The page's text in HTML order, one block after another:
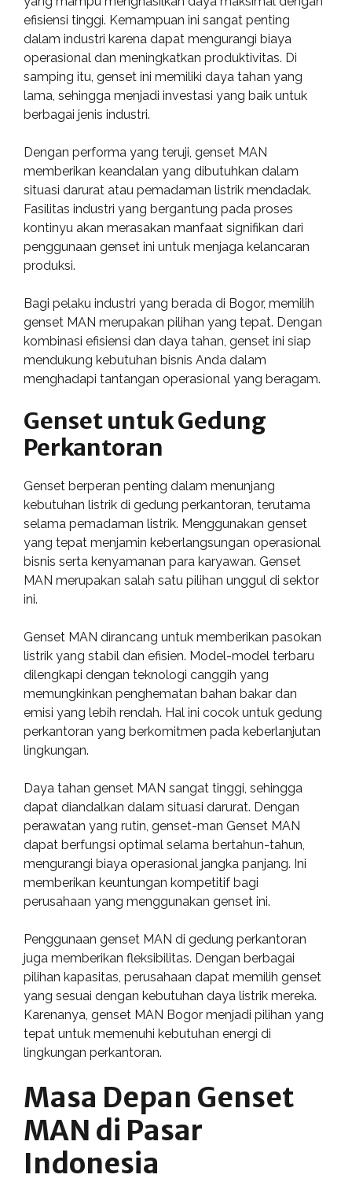
efisiensi tinggi. Kemampuan ini sangat penting
dalam industri karena dapat mengurangi biaya
operasional dan meningkatkan produktivitas. Di
samping itu, genset ini memiliki daya tahan yang
lama, sehingga menjadi investasi yang baik untuk
berbagai jenis industri.
Dengan performa yang teruji, genset MAN
memberikan keandalan yang dibutuhkan dalam
situasi darurat atau pemadaman listrik mendadak.
Fasilitas industri yang bergantung pada proses
kontinyu akan merasakan manfaat signifikan dari
penggunaan genset ini untuk menjaga kelancaran
produksi.
Bagi pelaku industri yang berada di Bogor, memilih
genset MAN merupakan pilihan yang tepat. Dengan
kombinasi efisiensi dan daya tahan, genset ini siap
mendukung kebutuhan bisnis Anda dalam
menghadapi tantangan operasional yang beragam.
Genset untuk Gedung
Perkantoran
Genset berperan penting dalam menunjang
kebutuhan listrik di gedung perkantoran, terutama
selama pemadaman listrik. Menggunakan genset
yang tepat menjamin keberlangsungan operasional
bisnis serta kenyamanan para karyawan. Genset
MAN merupakan salah satu pilihan unggul di sektor
ini.
Genset MAN dirancang untuk memberikan pasokan
listrik yang stabil dan efisien. Model-model terbaru
dilengkapi dengan teknologi canggih yang
memungkinkan penghematan bahan bakar dan
emisi yang lebih rendah. Hal ini cocok untuk gedung
perkantoran yang berkomitmen pada keberlanjutan
lingkungan.
Daya tahan genset MAN sangat tinggi, sehingga
dapat diandalkan dalam situasi darurat. Dengan
perawatan yang rutin, genset-man Genset MAN
dapat berfungsi optimal selama bertahun-tahun,
mengurangi biaya operasional jangka panjang. Ini
memberikan keuntungan kompetitif bagi
perusahaan yang menggunakan genset ini.
Penggunaan genset MAN di gedung perkantoran
juga memberikan fleksibilitas. Dengan berbagai
pilihan kapasitas, perusahaan dapat memilih genset
yang sesuai dengan kebutuhan daya listrik mereka.
Karenanya, genset MAN Bogor menjadi pilihan yang
tepat untuk memenuhi kebutuhan energi di
lingkungan perkantoran.
Masa Depan Genset
MAN di Pasar
Indonesia